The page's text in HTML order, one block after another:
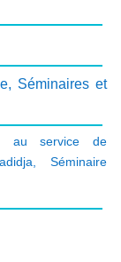
, Séminaires et
au service de
Séminaire